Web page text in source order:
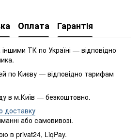
Оплата Гарантія
ТК по Україні — відповідно
по Києву — відповідно тарифам
в м.Київ — безкоштовно.
доставку
або самовивозі.
в privat24, LiqPay.